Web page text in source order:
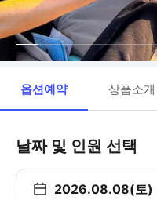
옵션예약 상품소개
날짜 및 인원 선택
2026.08.08(토)